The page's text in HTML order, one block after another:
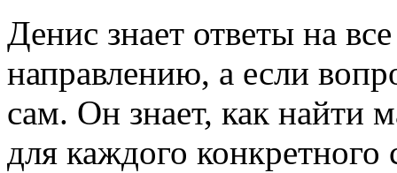
Денис знает ответы на
направлению, а если
сам. Он знает, как найти
для каждого конкретного